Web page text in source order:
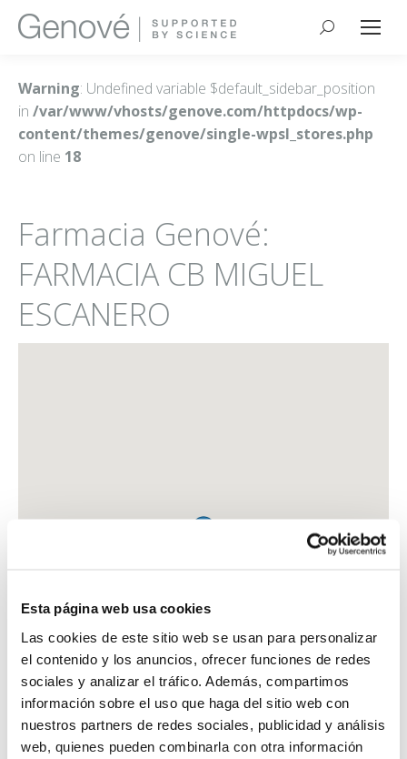
Esta página web usa cookies
Las cookies de este sitio web se usan para personalizar
el contenido y los anuncios, ofrecer funciones de redes
sociales y analizar el tráfico. Además, compartimos
información sobre el uso que haga del sitio web con
nuestros partners de redes sociales, publicidad y análisis
web, quienes pueden combinarla con otra información
Buscar:
Warning: Undefined variable $default_sidebar_position
in /var/www/vhosts/genove.com/httpdocs/wp-
content/themes/genove/single-wpsl_stores.php
on line 18
Farmacia Genové:
FARMACIA CB MIGUEL
ESCANERO